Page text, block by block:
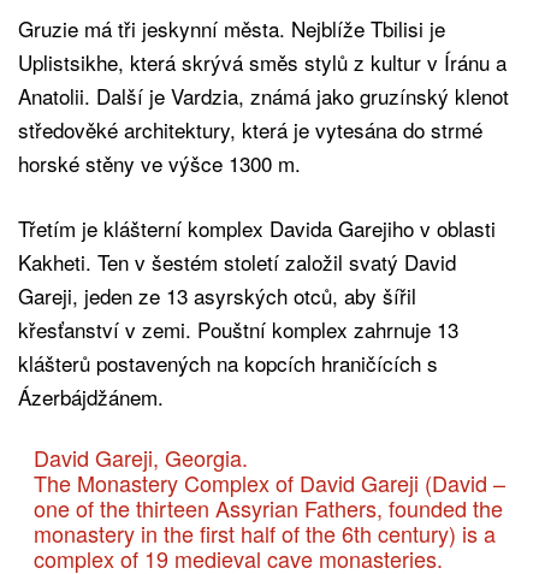
Gruzie má tři jeskynní města. Nejblíže Tbilisi je
Uplistsikhe, která skrývá směs stylů z kultur v Íránu a
Anatolii. Další je Vardzia, známá jako gruzínský klenot
středověké architektury, která je vytesána do strmé
horské stěny ve výšce 1300 m.
Třetím je klášterní komplex Davida Garejiho v oblasti
Kakheti. Ten v šestém století založil svatý David
Gareji, jeden ze 13 asyrských otců, aby šířil
křesťanství v zemi. Pouštní komplex zahrnuje 13
klášterů postavených na kopcích hraničících s
Ázerbájdžánem.
David Gareji, Georgia.
The Monastery Complex of David Gareji (David –
one of the thirteen Assyrian Fathers, founded the
monastery in the first half of the 6th century) is a
complex of 19 medieval cave monasteries.